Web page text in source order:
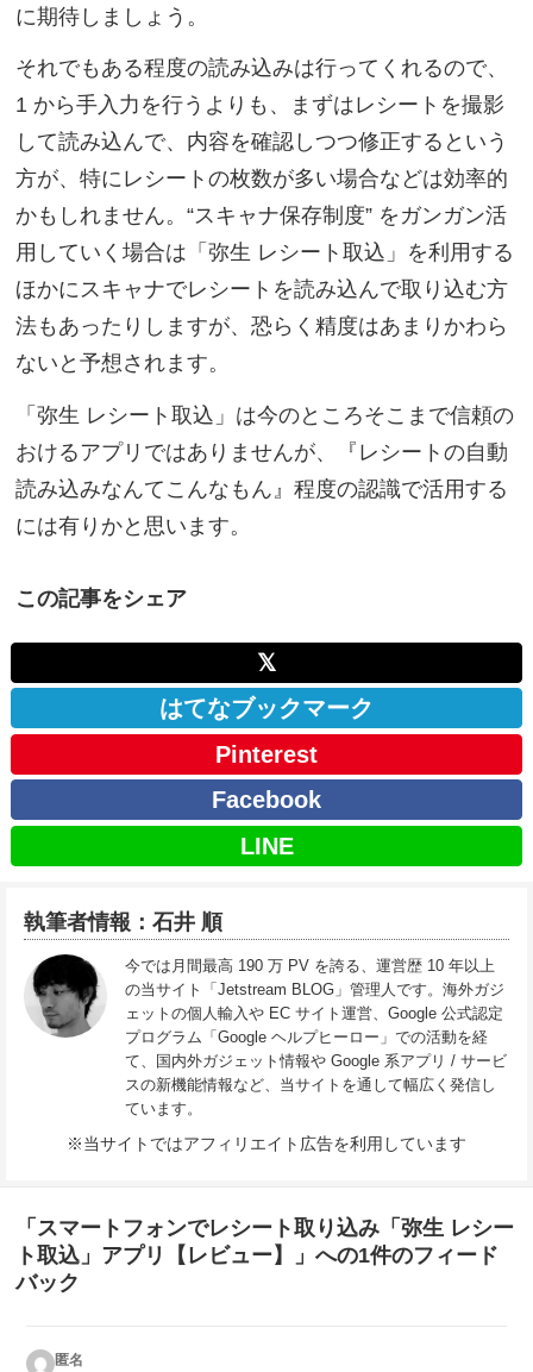
に期待しましょう。
それでもある程度の読み込みは行ってくれるので、
1 から手入力を行うよりも、まずはレシートを撮影
して読み込んで、内容を確認しつつ修正するという
方が、特にレシートの枚数が多い場合などは効率的
かもしれません。“スキャナ保存制度” をガンガン活
用していく場合は「弥生 レシート取込」を利用する
ほかにスキャナでレシートを読み込んで取り込む方
法もあったりしますが、恐らく精度はあまりかわら
ないと予想されます。
「弥生 レシート取込」は今のところそこまで信頼の
おけるアプリではありませんが、『レシートの自動
読み込みなんてこんなもん』程度の認識で活用する
には有りかと思います。
この記事をシェア
𝕏
はてなブックマーク
Pinterest
Facebook
LINE
執筆者情報：石井 順
今では月間最高 190 万 PV を誇る、運営歴 10 年以上
の当サイト「Jetstream BLOG」管理人です。海外ガジ
ェットの個人輸入や EC サイト運営、Google 公式認定
プログラム「Google ヘルプヒーロー」での活動を経
て、国内外ガジェット情報や Google 系アプリ / サービ
スの新機能情報など、当サイトを通して幅広く発信し
ています。
※当サイトではアフィリエイト広告を利用しています
「スマートフォンでレシート取り込み「弥生 レシー
ト取込」アプリ【レビュー】」への1件のフィード
バック
匿名